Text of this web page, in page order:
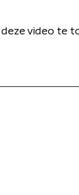
deze video te